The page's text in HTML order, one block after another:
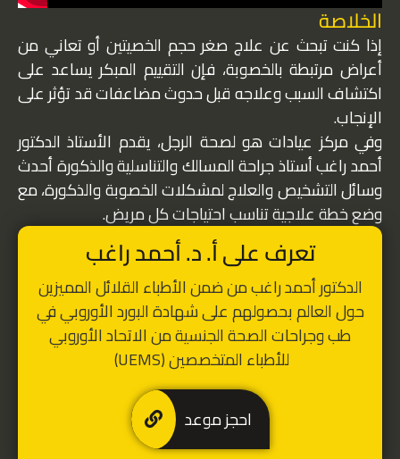
الخلاصة
إذا كنت تبحث عن علاج صغر حجم الخصيتين أو تعاني من
أعراض مرتبطة بالخصوبة، فإن التقييم المبكر يساعد على
اكتشاف السبب وعلاجه قبل حدوث مضاعفات قد تؤثر على
الإنجاب.
وفي مركز عيادات هو لصحة الرجل، يقدم الأستاذ الدكتور
أحمد راغب أستاذ جراحة المسالك والتناسلية والذكورة أحدث
وسائل التشخيص والعلاج لمشكلات الخصوبة والذكورة، مع
وضع خطة علاجية تناسب احتياجات كل مريض.
تعرف على أ. د. أحمد راغب
الدكتور أحمد راغب من ضمن الأطباء القلائل المميزين
حول العالم بحصولهم على شهادة البورد الأوروبي في
طب وجراحات الصحة الجنسية من الاتحاد الأوروبي
للأطباء المتخصصين (UEMS)
احجز موعد